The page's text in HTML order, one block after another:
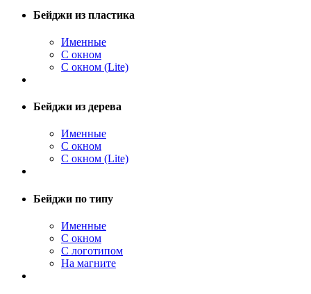
Бейджи из пластика
Именные
С окном
С окном (Lite)
Бейджи из дерева
Именные
С окном
С окном (Lite)
Бейджи по типу
Именные
С окном
С логотипом
На магните